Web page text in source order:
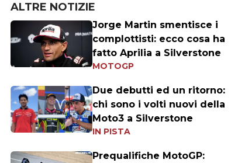
ALTRE NOTIZIE
Jorge Martin smentisce i
complottisti: ecco cosa ha
fatto Aprilia a Silverstone
MOTOGP
Due debutti ed un ritorno:
chi sono i volti nuovi della
Moto3 a Silverstone
IN PISTA
Prequalifiche MotoGP: